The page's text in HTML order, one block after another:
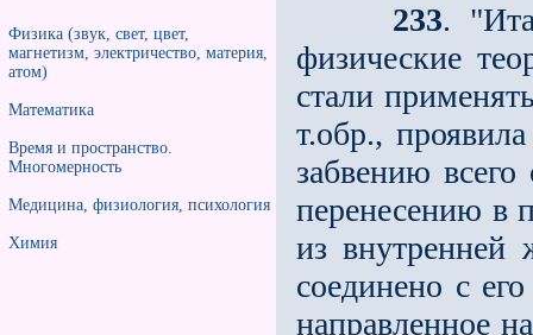
Физика (звук, свет, цвет,
магнетизм, электричество, материя,
атом)
Математика
Время и пространство.
Многомерность
Медицина, физиология, психология
Химия
233.
физические
стали
т.обр.,
забвению
перенесению в
из внутренней
соединено с
направленное